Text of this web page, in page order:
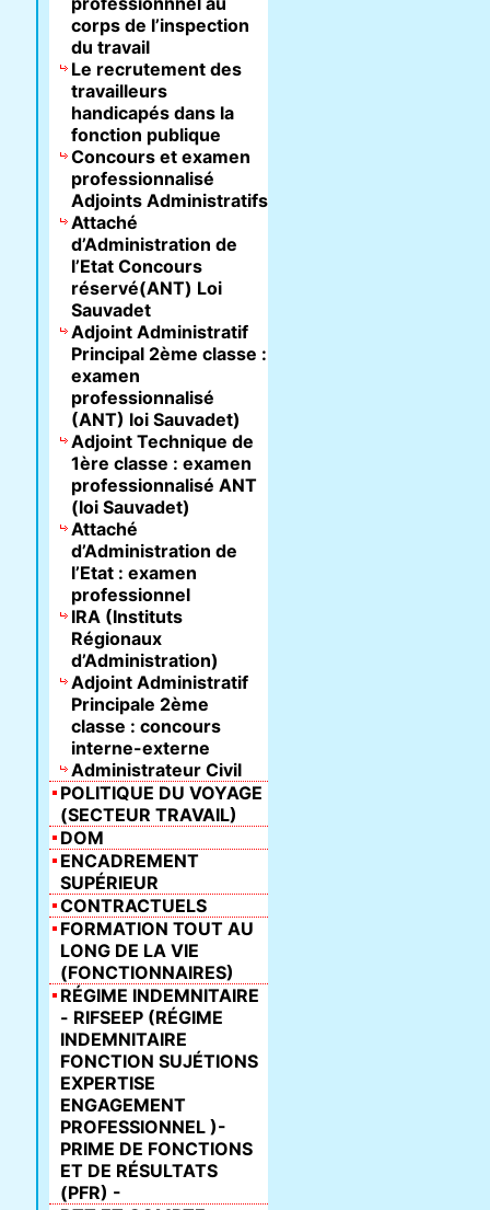
corps de l’inspection
du travail
Le recrutement des
travailleurs
handicapés dans la
fonction publique
Concours et examen
professionnalisé
Adjoints Administratifs
Attaché
d’Administration de
l’Etat Concours
réservé(ANT) Loi
Sauvadet
Adjoint Administratif
Principal 2ème classe :
examen
professionnalisé
(ANT) loi Sauvadet)
Adjoint Technique de
1ère classe : examen
professionnalisé ANT
(loi Sauvadet)
Attaché
d’Administration de
l’Etat : examen
professionnel
IRA (Instituts
Régionaux
d’Administration)
Adjoint Administratif
Principale 2ème
classe : concours
interne-externe
Administrateur Civil
POLITIQUE DU VOYAGE
(SECTEUR TRAVAIL)
DOM
ENCADREMENT
SUPÉRIEUR
CONTRACTUELS
FORMATION TOUT AU
LONG DE LA VIE
(FONCTIONNAIRES)
RÉGIME INDEMNITAIRE
- RIFSEEP (RÉGIME
INDEMNITAIRE
FONCTION SUJÉTIONS
EXPERTISE
ENGAGEMENT
PROFESSIONNEL )-
PRIME DE FONCTIONS
ET DE RÉSULTATS
(PFR) -